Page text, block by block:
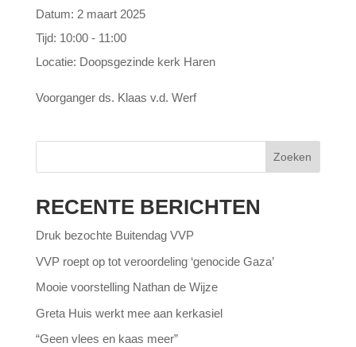
Datum: 2 maart 2025
Tijd: 10:00 - 11:00
Locatie: Doopsgezinde kerk Haren
Voorganger ds. Klaas v.d. Werf
Zoeken
RECENTE BERICHTEN
Druk bezochte Buitendag VVP
VVP roept op tot veroordeling ‘genocide Gaza’
Mooie voorstelling Nathan de Wijze
Greta Huis werkt mee aan kerkasiel
“Geen vlees en kaas meer”